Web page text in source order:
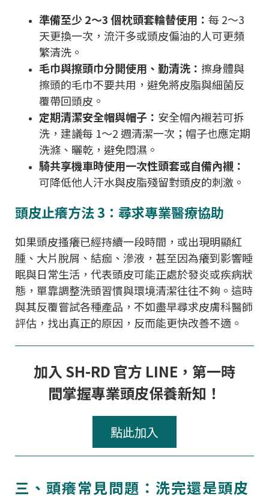
準備至少 2～3 個枕頭套輪替使用： 每 2～3
天更換一次，流汗多或頭皮偏油的人可更頻
繁清洗。
毛巾與擦頭巾分開使用、勤清洗： 擦身體與
擦頭的毛巾不要共用，避免將皮脂與細菌反
覆帶回頭皮。
定期清潔安全帽與帽子： 安全帽內襯若可拆
洗，建議每 1～2 週清潔一次；帽子也應定期
洗滌、曬乾，避免悶濕。
騎共享機車時使用一次性頭套或自備內襯：
可降低他人汗水與皮脂殘留對頭皮的刺激。
頭皮止癢方法 3：尋求專業醫療協助
如果頭皮搔癢已經持續一段時間，或出現明顯紅
腫、大片脫屑、結痂、滲液，甚至因為癢到影響睡
眠與日常生活，代表頭皮可能正處於發炎或疾病狀
態，單靠調整洗頭習慣與環境清潔往往不夠。這時
與其反覆嘗試各種產品，不如盡早尋求皮膚科醫師
評估，找出真正的原因，反而能更快改善不適。
加入 SH-RD 官方 LINE，第一時
間掌握專業頭皮保養新知！
點此加入
三、頭癢常見問題：洗完還是頭皮